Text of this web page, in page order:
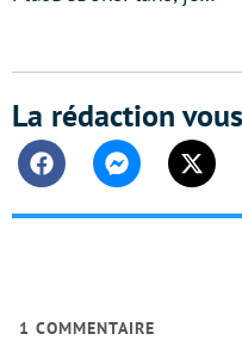
La rédaction
FacebookMessenger
1 COMMENTAIRE